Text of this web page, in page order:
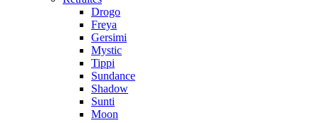
Drogo
Freya
Gersimi
Mystic
Tippi
Sundance
Shadow
Sunti
Moon